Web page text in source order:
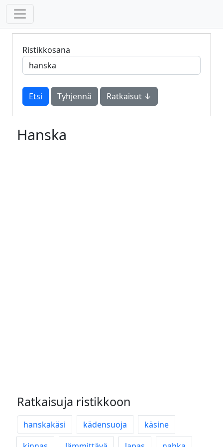
Ristikkosana
Tyhjennä Ratkaisut ↓
Hanska
Ratkaisuja ristikkoon
hanskakäsi kädensuoja
käsine